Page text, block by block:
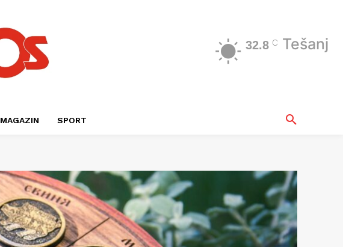
32.8 C Tešanj
MAGAZIN SPORT